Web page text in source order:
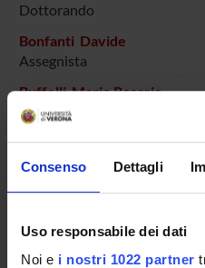
Consenso Dettagli
Uso responsabile dei dati
Noi e i nostri 1022 partner
Dottorando
Bonfanti Davide
Assegnista
Buffelli Mario Rosario
Professore ordinario
Busetto Giuseppe
Ricercatore
Cambiaghi Marco
Chelazzi Leonardo
Professore ordinario